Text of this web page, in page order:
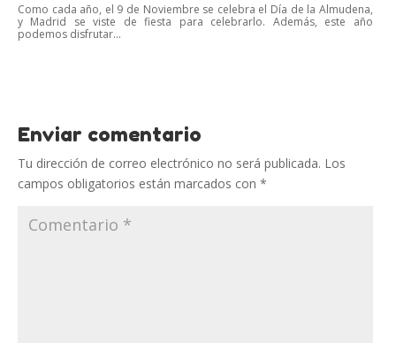
Como cada año, el 9 de Noviembre se celebra el Día de la Almudena,
y Madrid se viste de fiesta para celebrarlo. Además, este año
podemos disfrutar...
Enviar comentario
Tu dirección de correo electrónico no será publicada. Los
campos obligatorios están marcados con *